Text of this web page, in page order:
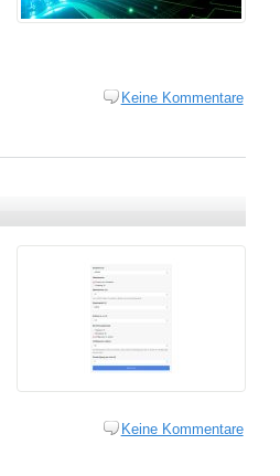
Keine Kommentare
Keine Kommentare